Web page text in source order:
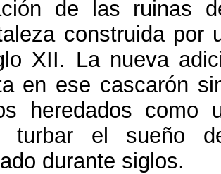
de las ruinas
construida por
XII. La nueva
en ese cascarón
heredados como
turbar el sueño
durante siglos.